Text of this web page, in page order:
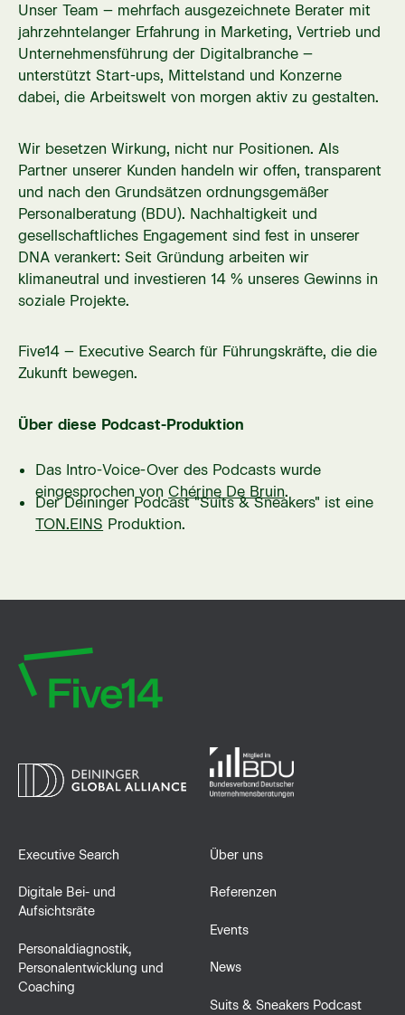
Unser Team – mehrfach ausgezeichnete Berater mit
jahrzehntelanger Erfahrung in Marketing, Vertrieb und
Unternehmensführung der Digitalbranche –
unterstützt Start-ups, Mittelstand und Konzerne
dabei, die Arbeitswelt von morgen aktiv zu gestalten.
Wir besetzen Wirkung, nicht nur Positionen. Als
Partner unserer Kunden handeln wir offen, transparent
und nach den Grundsätzen ordnungsgemäßer
Personalberatung (BDU). Nachhaltigkeit und
gesellschaftliches Engagement sind fest in unserer
DNA verankert: Seit Gründung arbeiten wir
klimaneutral und investieren 14 % unseres Gewinns in
soziale Projekte.
Five14 – Executive Search für Führungskräfte, die die
Zukunft bewegen.
Über diese Podcast-Produktion
Das Intro-Voice-Over des Podcasts wurde
eingesprochen vonChérine De Bruin.
Der Deininger Podcast "Suits & Sneakers" ist eine
TON.EINS Produktion.
Executive Search
Digitale Bei- und
Aufsichtsräte
Personaldiagnostik,
Personalentwicklung und
Coaching
Über uns
Referenzen
Events
News
Suits & Sneakers Podcast